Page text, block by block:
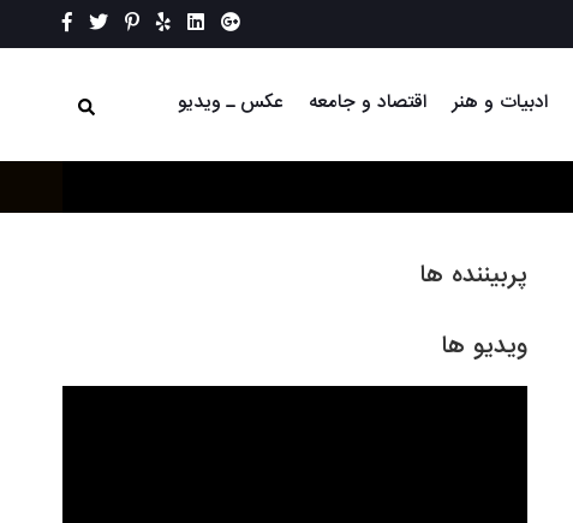
ادبیات و هنر اقتصاد و جامعه عکس ـ ویدیو
پربیننده ها
ویدیو ها